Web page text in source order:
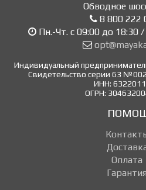
Обводное
8 800 222
Пн.-Чт. с 09:00 до 18:30
Индивидуальный
Свидетельство серии 63
ИНН:
ОГРН:
Оплата
Гарантия